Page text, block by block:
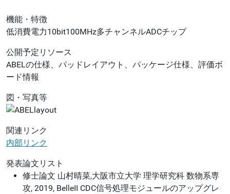
機能・特徴
低消費電力10bit100MHz多チャンネルADCチップ
公開予定リソース
ABELの仕様、パッドレイアウト、パッケージ仕様、評価ボ
ード情報
図・写真等
関連リンク
内部リンク
発表論文リスト
修士論文 山村晴菜,大阪市立大学 理学研究科 数物系専
攻, 2019, BelleII CDC信号処理モジュールのアップグレ